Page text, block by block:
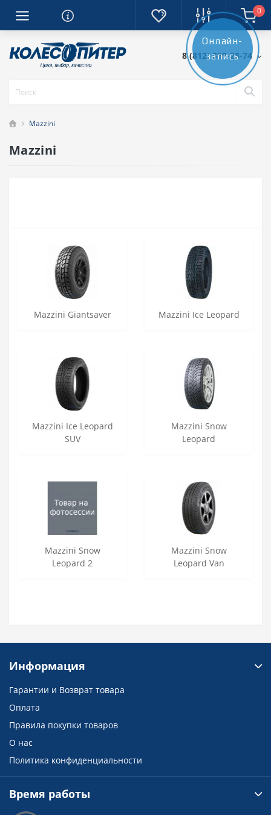
0
8 (812) 389-28-74
Mazzini
Mazzini
Mazzini Giantsaver Mazzini Ice Leopard
Mazzini Ice Leopard
SUV
Mazzini Snow
Leopard
Mazzini Snow
Leopard 2
Mazzini Snow
Leopard Van
Онлайн-
запись
Информация
Гарантии и Возврат товара
Оплата
Правила покупки товаров
О нас
Политика конфиденциальности
Время работы